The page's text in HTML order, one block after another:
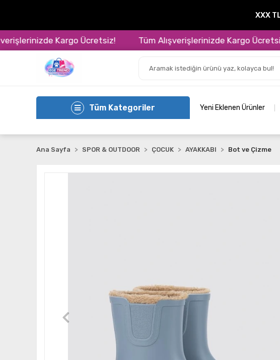
XXX
Kargo Ücretsiz! Tüm Alışverişlerinizde Kargo Ücretsiz!
Tüm Kategoriler Yeni Eklenen Ürünler
Ana Sayfa SPOR & OUTDOOR ÇOCUK AYAKKABI Bot ve Çizme